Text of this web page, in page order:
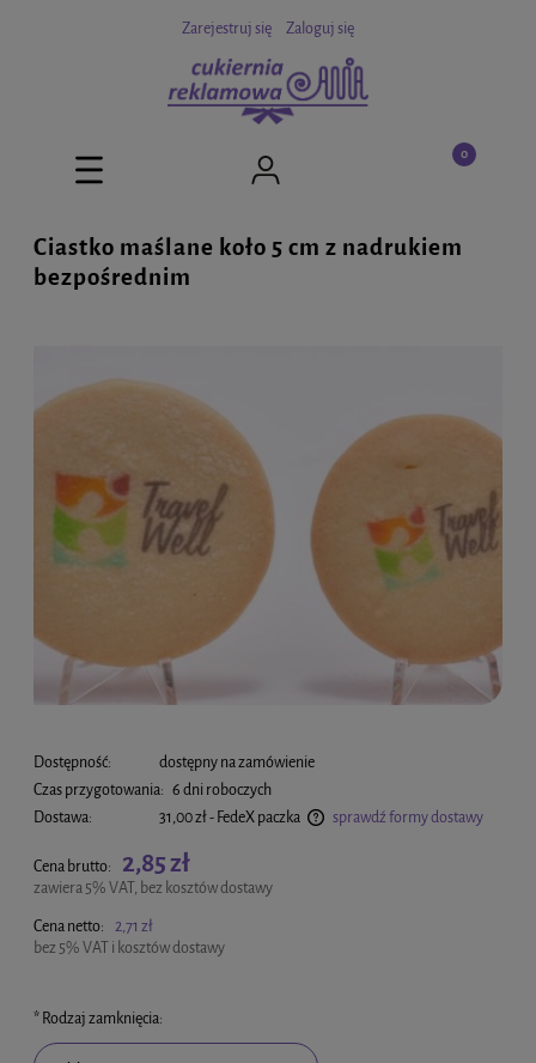
Zarejestruj się Zaloguj się
Ciastko maślane koło 5 cm z nadrukiem
bezpośrednim
Dostępność:
dostępny na zamówienie
Czas przygotowania: 6 dni roboczych
Dostawa:
31,00 zł- FedeX paczka sprawdź formy dostawy
Cena brutto: 2,85 zł
zawiera 5% VAT, bez kosztów dostawy
Cena netto: 2,71 zł
bez 5% VAT i kosztów dostawy
*Rodzaj zamknięcia: